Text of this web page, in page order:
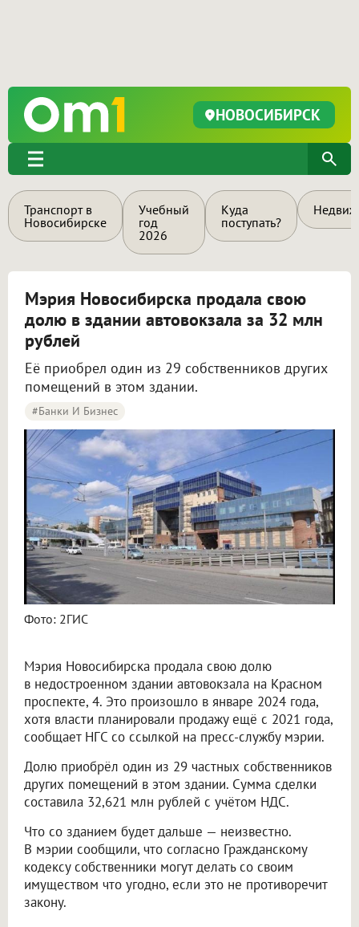
НОВОСИБИРСК
Транспорт в
Новосибирске
Учебный
год
2026
Куда
поступать?
Мэрия Новосибирска продала свою
долю в здании автовокзала за 32 млн
рублей
Её приобрел один из 29 собственников других
помещений в этом здании.
#Банки И Бизнес
Фото: 2ГИС
Мэрия Новосибирска продала свою долю
в недостроенном здании автовокзала на Красном
проспекте, 4. Это произошло в январе 2024 года,
хотя власти планировали продажу ещё с 2021 года,
сообщает НГС со ссылкой на пресс-службу мэрии.
Долю приобрёл один из 29 частных собственников
других помещений в этом здании. Сумма сделки
составила 32,621 млн рублей с учётом НДС.
Что со зданием будет дальше — неизвестно.
В мэрии сообщили, что согласно Гражданскому
кодексу собственники могут делать со своим
имуществом что угодно, если это не противоречит
закону.